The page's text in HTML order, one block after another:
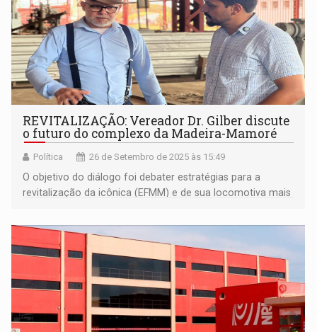
REVITALIZAÇÃO: Vereador Dr. Gilber discute
o futuro do complexo da Madeira-Mamoré
Política 26 de Setembro de 2025 às 15:49
O objetivo do diálogo foi debater estratégias para a
revitalização da icônica (EFMM) e de sua locomotiva mais